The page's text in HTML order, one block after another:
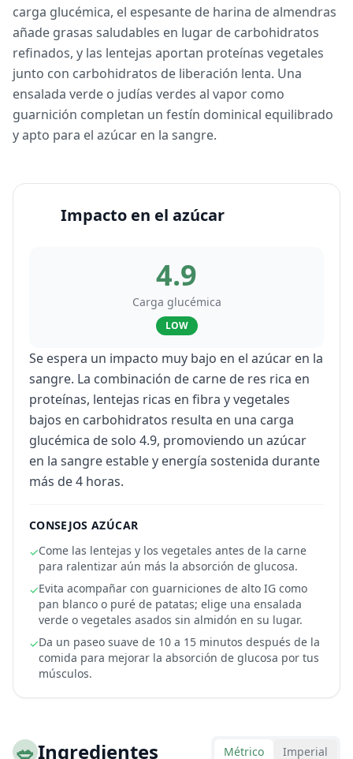
carga glucémica, el espesante de harina de almendras
añade grasas saludables en lugar de carbohidratos
refinados, y las lentejas aportan proteínas vegetales
junto con carbohidratos de liberación lenta. Una
ensalada verde o judías verdes al vapor como
guarnición completan un festín dominical equilibrado
y apto para el azúcar en la sangre.
Impacto en el azúcar
4.9
Carga glucémica
LOW
Se espera un impacto muy bajo en el azúcar en la
sangre. La combinación de carne de res rica en
proteínas, lentejas ricas en fibra y vegetales
bajos en carbohidratos resulta en una carga
glucémica de solo 4.9, promoviendo un azúcar
en la sangre estable y energía sostenida durante
más de 4 horas.
CONSEJOS AZÚCAR
✓Come las lentejas y los vegetales antes de la carne
para ralentizar aún más la absorción de glucosa.
✓Evita acompañar con guarniciones de alto IG como
pan blanco o puré de patatas; elige una ensalada
verde o vegetales asados sin almidón en su lugar.
✓Da un paseo suave de 10 a 15 minutos después de la
comida para mejorar la absorción de glucosa por tus
músculos.
🥗Ingredientes Métrico Imperial